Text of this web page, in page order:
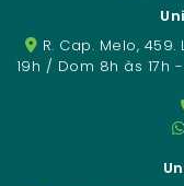
R. Cap. Melo,
19h / Dom 8h às 17h